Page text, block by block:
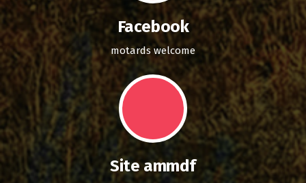
Facebook
motards welcome
Site ammdf